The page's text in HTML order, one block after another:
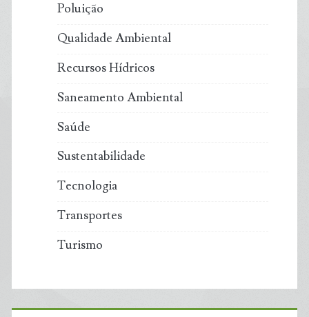
Poluição
Qualidade Ambiental
Recursos Hídricos
Saneamento Ambiental
Saúde
Sustentabilidade
Tecnologia
Transportes
Turismo